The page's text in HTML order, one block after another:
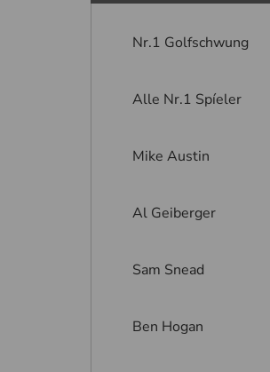
Nr.1 Golfschwung
Alle Nr.1 Spíeler
Mike Austin
Al Geiberger
Sam Snead
Ben Hogan